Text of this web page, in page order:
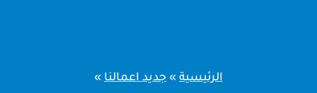
الرئيسية » جديد اعمالنا »